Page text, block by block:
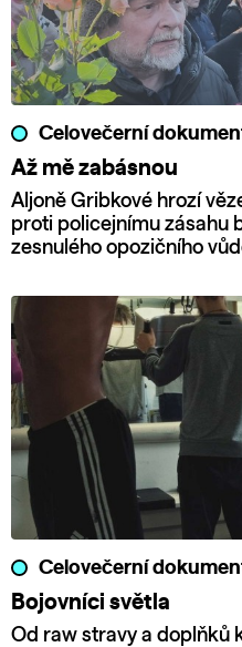
Celovečerní
Až mě zabásnou
Aljoně Gribkové hrozí
proti policejnímu zásahu
zesnulého opozičního
Celovečerní
Bojovníci světla
Od raw stravy a doplňků